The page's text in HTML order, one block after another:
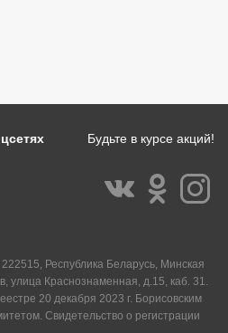
Республика Беларусь, Минская
улица Краснознаменная, д.15, каб. 31.
20 декабря 2023 г. Борисовским
Свидетельство о регистрации
Будьте в курсе акций!